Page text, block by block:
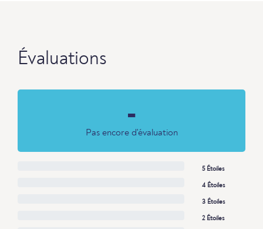
Évaluations
-
Pas encore d'évaluation
5 Étoiles
4 Étoiles
3 Étoiles
2 Étoiles